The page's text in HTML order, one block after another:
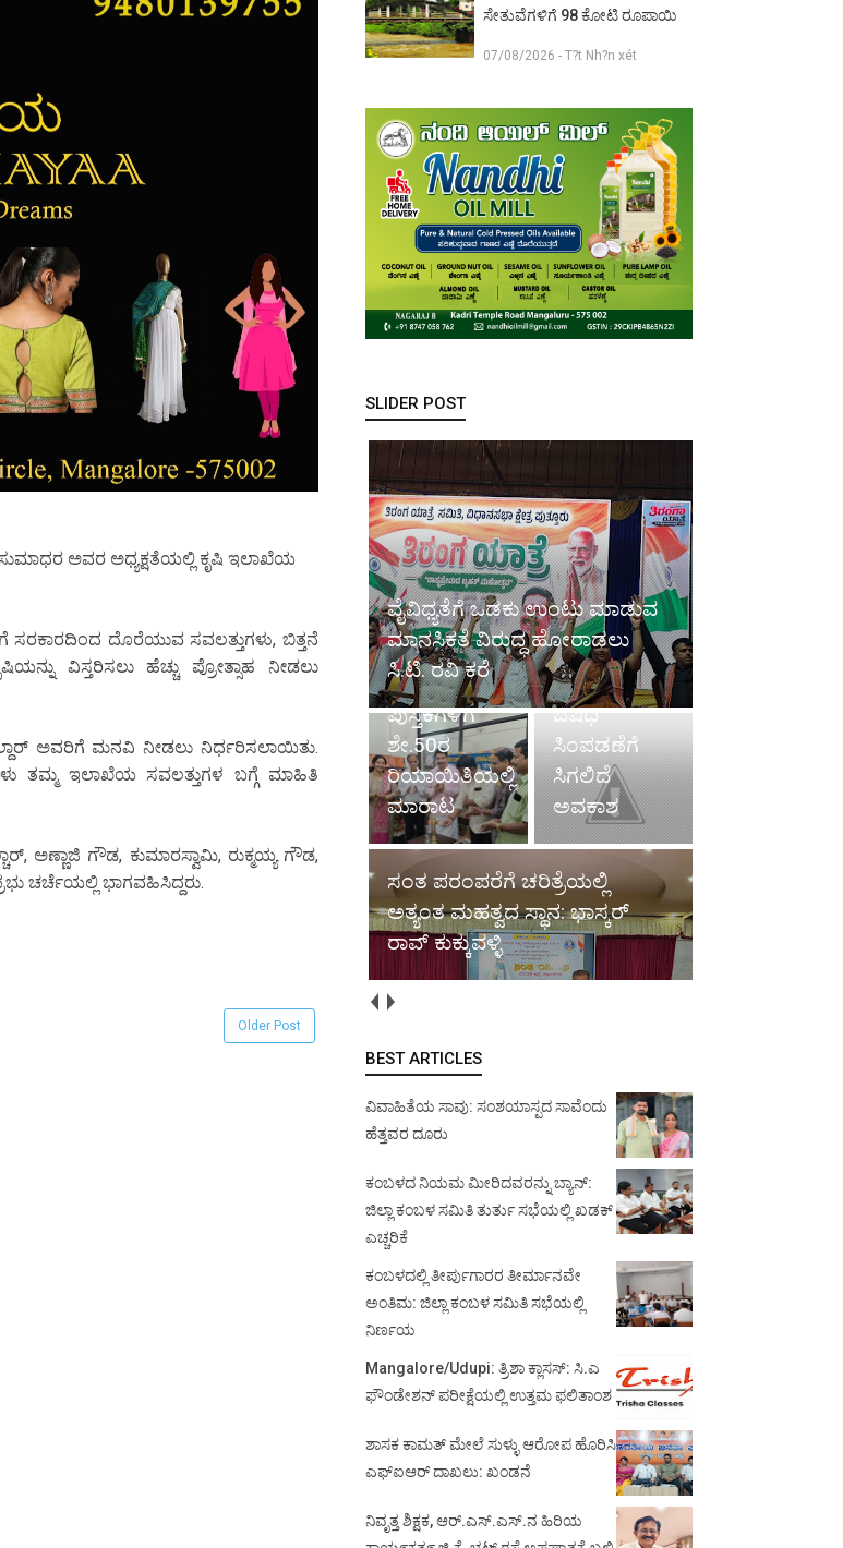
ಅವರ ಅಧ್ಯಕ್ಷತೆಯಲ್ಲಿ ಕೃಷಿ ಇಲಾಖೆಯ
ದೊರೆಯುವ ಸವಲತ್ತುಗಳು, ಬಿತ್ತನೆ
ವಿಸ್ತರಿಸಲು ಹೆಚ್ಚು ಪ್ರೋತ್ಸಾಹ ನೀಡಲು
ಅವರಿಗೆ ಮನವಿ ನೀಡಲು ನಿರ್ಧರಿಸಲಾಯಿತು.
ತಮ್ಮ ಇಲಾಖೆಯ ಸವಲತ್ತುಗಳ ಬಗ್ಗೆ ಮಾಹಿತಿ
ಅಣ್ಣಾಜಿ ಗೌಡ, ಕುಮಾರಸ್ವಾಮಿ, ರುಕ್ಮಯ್ಯ ಗೌಡ,
ಚರ್ಚೆಯಲ್ಲಿ ಭಾಗವಹಿಸಿದ್ದರು.
Older Post
ಸೇತುವೆಗಳಿಗೆ 98 ಕೋಟಿ ರೂಪಾಯಿ
07/08/2026 - T?t Nh?n xét
SLIDER POST
ವೈವಿಧ್ಯತೆಗೆ ಒಡಕು ಉಂಟು ಮಾಡುವ
ಮಾನಸಿಕತೆ ವಿರುದ್ಧ ಹೋರಾಡಲು
ಸಿ.ಟಿ. ರವಿ ಕರೆ
ತುಳು
ಅಕಾಡೆಮಿಯ
ಪುಸ್ತಕಗಳಿಗೆ
ಶೇ.50ರ
ರಿಯಾಯಿತಿಯಲ್ಲಿ
ಮಾರಾಟ
ಕರಾವಳಿಯಲ್ಲಿ
ಮಳೆ
ಇಳಿಮುಖ: ಆ.
9ರ ಬಳಿಕ
ಬಿಡುವು-
ತೋಟಗಾರರಿಗೆ
ಔಷಧಿ
ಸಿಂಪಡಣೆಗೆ
ಸಿಗಲಿದೆ
ಅವಕಾಶ
ಸಂತ ಪರಂಪರೆಗೆ ಚರಿತ್ರೆಯಲ್ಲಿ
ಅತ್ಯಂತ ಮಹತ್ವದ ಸ್ಥಾನ: ಭಾಸ್ಕರ್
ರಾವ್ ಕುಕ್ಕುವಳ್ಳಿ
BEST ARTICLES
ವಿವಾಹಿತೆಯ ಸಾವು: ಸಂಶಯಾಸ್ಪದ ಸಾವೆಂದು
ಹೆತ್ತವರ ದೂರು
ಕಂಬಳದ ನಿಯಮ ಮೀರಿದವರನ್ನು ಬ್ಯಾನ್:
ಜಿಲ್ಲಾ ಕಂಬಳ ಸಮಿತಿ ತುರ್ತು ಸಭೆಯಲ್ಲಿ ಖಡಕ್
ಎಚ್ಚರಿಕೆ
ಕಂಬಳದಲ್ಲಿ ತೀರ್ಪುಗಾರರ ತೀರ್ಮಾನವೇ
ಅಂತಿಮ: ಜಿಲ್ಲಾ ಕಂಬಳ ಸಮಿತಿ ಸಭೆಯಲ್ಲಿ
ನಿರ್ಣಯ
Mangalore/Udupi: ತ್ರಿಶಾ ಕ್ಲಾಸಸ್: ಸಿ.ಎ
ಫೌಂಡೇಶನ್ ಪರೀಕ್ಷೆಯಲ್ಲಿ ಉತ್ತಮ ಫಲಿತಾಂಶ
ಶಾಸಕ ಕಾಮತ್ ಮೇಲೆ ಸುಳ್ಳು ಆರೋಪ ಹೊರಿಸಿ
ಎಫ್‌ಐಆರ್ ದಾಖಲು: ಖಂಡನೆ
ನಿವೃತ್ತ ಶಿಕ್ಷಕ, ಆರ್.ಎಸ್.ಎಸ್.ನ ಹಿರಿಯ